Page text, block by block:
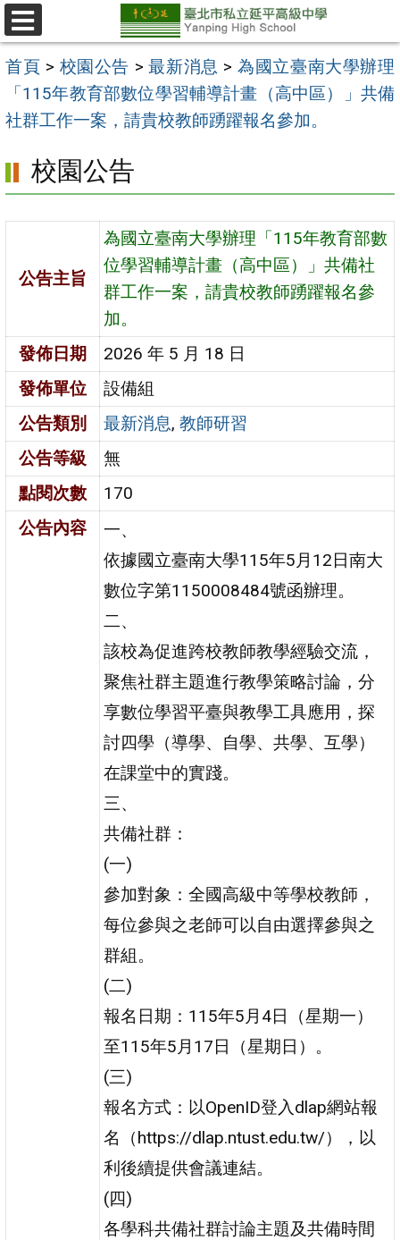
跳
至
主
要
內
選
單
首頁 > 校園公告 >最新消息 > 為國立臺南大學辦理
「115年教育部數位學習輔導計畫（高中區）」共備
社群工作一案，請貴校教師踴躍報名參加。
校園公告
公告主旨
為國立臺南大學辦理「115年教育部數
位學習輔導計畫（高中區）」共備社
群工作一案，請貴校教師踴躍報名參
加。
發佈日期
2026 年 5 月 18 日
發佈單位
設備組
公告類別
最新消息,教師研習
公告等級
無
點閱次數
170
公告內容
一、
依據國立臺南大學115年5月12日南大
數位字第1150008484號函辦理。
二、
該校為促進跨校教師教學經驗交流，
聚焦社群主題進行教學策略討論，分
享數位學習平臺與教學工具應用，探
討四學（導學、自學、共學、互學）
在課堂中的實踐。
三、
共備社群：
(一)
參加對象：全國高級中等學校教師，
每位參與之老師可以自由選擇參與之
群組。
(二)
報名日期：115年5月4日（星期一）
至115年5月17日（星期日）。
(三)
報名方式：以OpenID登入dlap網站報
名（https://dlap.ntust.edu.tw/），以
利後續提供會議連結。
(四)
各學科共備社群討論主題及共備時間